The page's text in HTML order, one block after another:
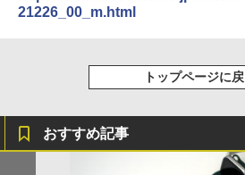
21226_00_m.html
トップページに
おすすめ記事